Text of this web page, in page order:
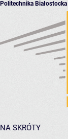
Politechnika Białostocka
NA SKRÓTY